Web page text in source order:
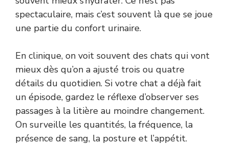
spectaculaire, mais c’est souvent là que se joue
une partie du confort urinaire.
En clinique, on voit souvent des chats qui vont
mieux dès qu’on a ajusté trois ou quatre
détails du quotidien. Si votre chat a déjà fait
un épisode, gardez le réflexe d’observer ses
passages à la litière au moindre changement.
On surveille les quantités, la fréquence, la
présence de sang, la posture et l’appétit.